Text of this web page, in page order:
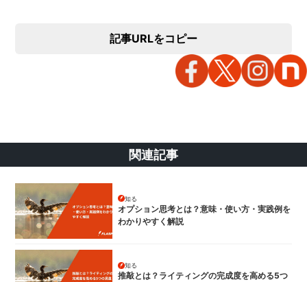
記事URLをコピー
関連記事
オプション思考とは？意味・使い方・実践例を
わかりやすく解説
知る
推敲とは？ライティングの完成度を高める5つ
知る